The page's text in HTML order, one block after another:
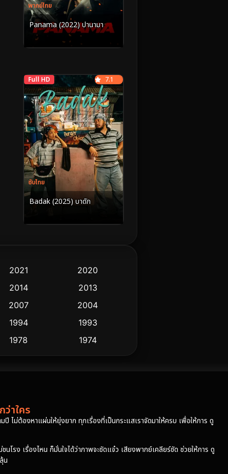
พากย์ไทย
Panama (2022) ปานามา
Full HD
ซับไทย
7.1
Badak (2025) บาดัก
2021
2020
2014
2013
2007
2004
1994
1993
1978 1974
าใคร
ไม่ต้องหาแผ่นให้ยุ่งยาก ทุกเรื่องที่เป็นกระแสเราจัดมาให้ครบ เพื่อให้การ ดู
รง เรื่องไหน ก็มั่นใจได้ว่าภาพจะชัดแจ๋ว เสียงพากย์เคลียร์ชัด ช่วยให้การ ดู
น